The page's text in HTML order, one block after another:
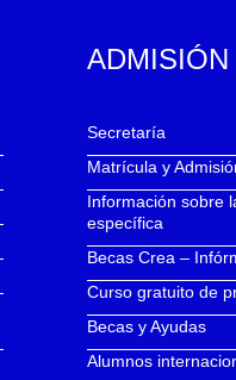
ADMISIÓN
Secretaría
Matrícula y
Información sobre
específica
Becas Crea –
Curso gratuito de
Becas y Ayudas
Alumnos